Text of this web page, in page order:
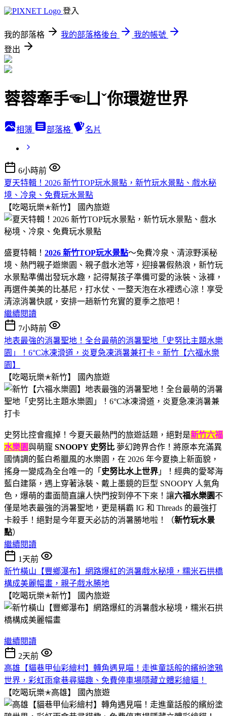
登入
我的部落格 我的部落格後台
我的帳號
登出
蓉蓉牽手☜ㄩˇ你環遊世界
相簿 部落格 名片
6小時前
夏天特輯！2026 新竹TOP玩水景點，新竹玩水景點、戲水秘
境、冷泉、免費玩水景點
【吃喝玩樂✭新竹】
國內旅遊
盛夏特輯！ 2026 新竹TOP玩水景點～免費冷泉、清涼野溪秘
境、熱門親子遊樂園、親子戲水池等，迎接暑假熱浪，新竹玩
水景點準備出發玩水趣，記得幫孩子準備可愛的泳裝、泳褲，
再選件美美的比基尼，打水仗、一整天泡在水裡透心涼！享受
清涼消暑快感，安排一趟新竹充實的夏季之旅吧！
繼續閱讀
7小時前
地表最強的消暑聖地！全台最萌的消暑聖地「史努比主題水樂
園」！6°C冰凍滑道，炎夏急凍消暑兼打卡。新竹【六福水樂
園】
【吃喝玩樂✭新竹】
國內旅遊
史努比控會瘋掉！今夏天最熱門的旅遊話題，絕對是新竹六福
水樂園與萌寵 SNOOPY 史努比 夢幻跨界合作！將原本充滿異
國情調的藍白希臘風的水樂園，在 2026 年今夏換上新面貌，
搖身一變成為全台唯一的「 史努比水上世界 」！經典的愛琴海
藍白建築，遇上穿著泳裝、戴上墨鏡的巨型 SNOOPY 人氣角
色，爆萌的畫面簡直讓人快門按到停不下來！讓六福水樂園不
僅是地表最強的消暑聖地，更是稱霸 IG 和 Threads 的最強打
卡殺手！絕對是今年夏天必訪的消暑勝地啦！（新竹玩水景
點）
繼續閱讀
1天前
新竹橫山【豐鄉瀑布】網路爆紅的消暑戲水秘境，糯米石拱橋
構成美麗幅畫，親子戲水勝地
【吃喝玩樂✭新竹】
國內旅遊
繼續閱讀
2天前
高雄【貓巷甲仙彩繪村】轉角遇見喵！走進童話般的繽紛塗鴉
世界，彩虹雨傘巷尋貓趣、免費停車場隱藏立體彩繪貓！
【吃喝玩樂✭高雄】
國內旅遊